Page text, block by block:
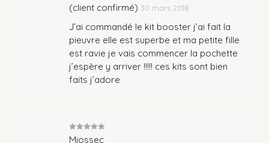
(client confirmé) 30 mars 2018
J’ai commandé le kit booster j’ai fait la
pieuvre elle est superbe et ma petite fille
est ravie je vais commencer la pochette
j’espère y arriver !!!!! ces kits sont bien
faits j’adore
Note
Miossec